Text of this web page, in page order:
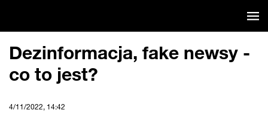
nawigację
Dezinformacja, fake newsy -
co to jest?
4/11/2022, 14:42